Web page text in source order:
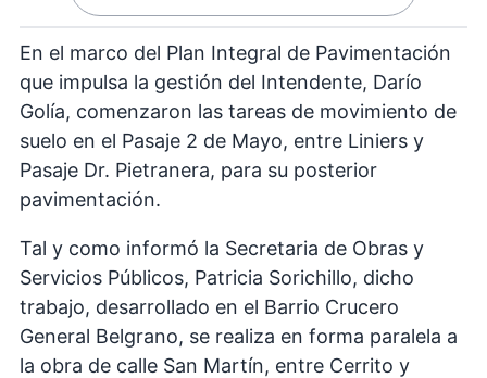
En el marco del Plan Integral de Pavimentación
que impulsa la gestión del Intendente, Darío
Golía, comenzaron las tareas de movimiento de
suelo en el Pasaje 2 de Mayo, entre Liniers y
Pasaje Dr. Pietranera, para su posterior
pavimentación.
Tal y como informó la Secretaria de Obras y
Servicios Públicos, Patricia Sorichillo, dicho
trabajo, desarrollado en el Barrio Crucero
General Belgrano, se realiza en forma paralela a
la obra de calle San Martín, entre Cerrito y